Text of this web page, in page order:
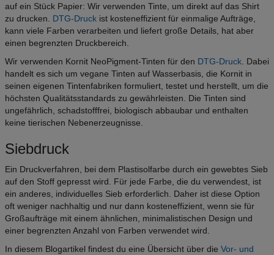
auf ein Stück Papier: Wir verwenden Tinte, um direkt auf das Shirt
zu drucken. DTG-Druck ist kosteneffizient für einmalige Aufträge,
kann viele Farben verarbeiten und liefert große Details, hat aber
einen begrenzten Druckbereich.
Wir verwenden Kornit NeoPigment-Tinten für den DTG-Druck . Dabei
handelt es sich um vegane Tinten auf Wasserbasis, die Kornit in
seinen eigenen Tintenfabriken formuliert, testet und herstellt, um die
höchsten Qualitätsstandards zu gewährleisten. Die Tinten sind
ungefährlich, schadstofffrei, biologisch abbaubar und enthalten
keine tierischen Nebenerzeugnisse.
Siebdruck
Ein Druckverfahren, bei dem Plastisolfarbe durch ein gewebtes Sieb
auf den Stoff gepresst wird. Für jede Farbe, die du verwendest, ist
ein anderes, individuelles Sieb erforderlich. Daher ist diese Option
oft weniger nachhaltig und nur dann kosteneffizient, wenn sie für
Großaufträge mit einem ähnlichen, minimalistischen Design und
einer begrenzten Anzahl von Farben verwendet wird.
In diesem Blogartikel findest du eine Übersicht über die Vor- und